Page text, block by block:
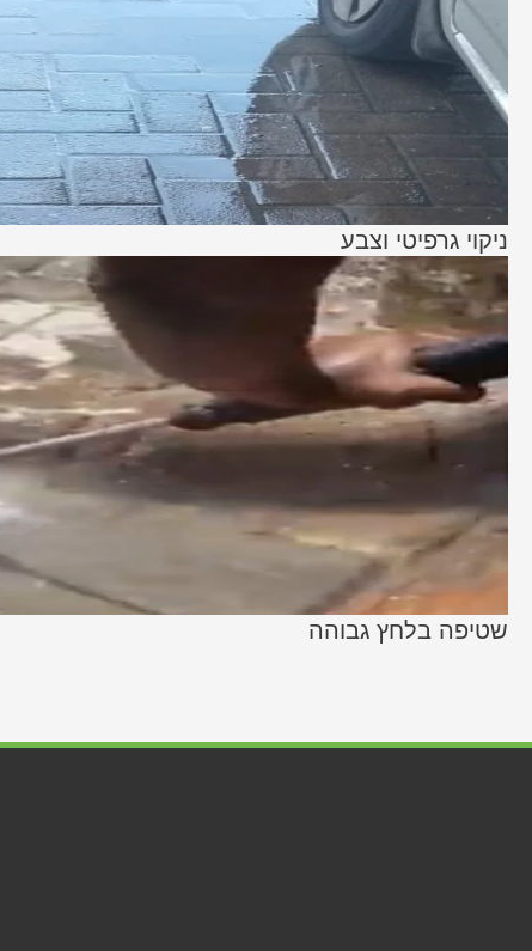
ניקוי גרפיטי וצבע
שטיפה בלחץ גבוהה